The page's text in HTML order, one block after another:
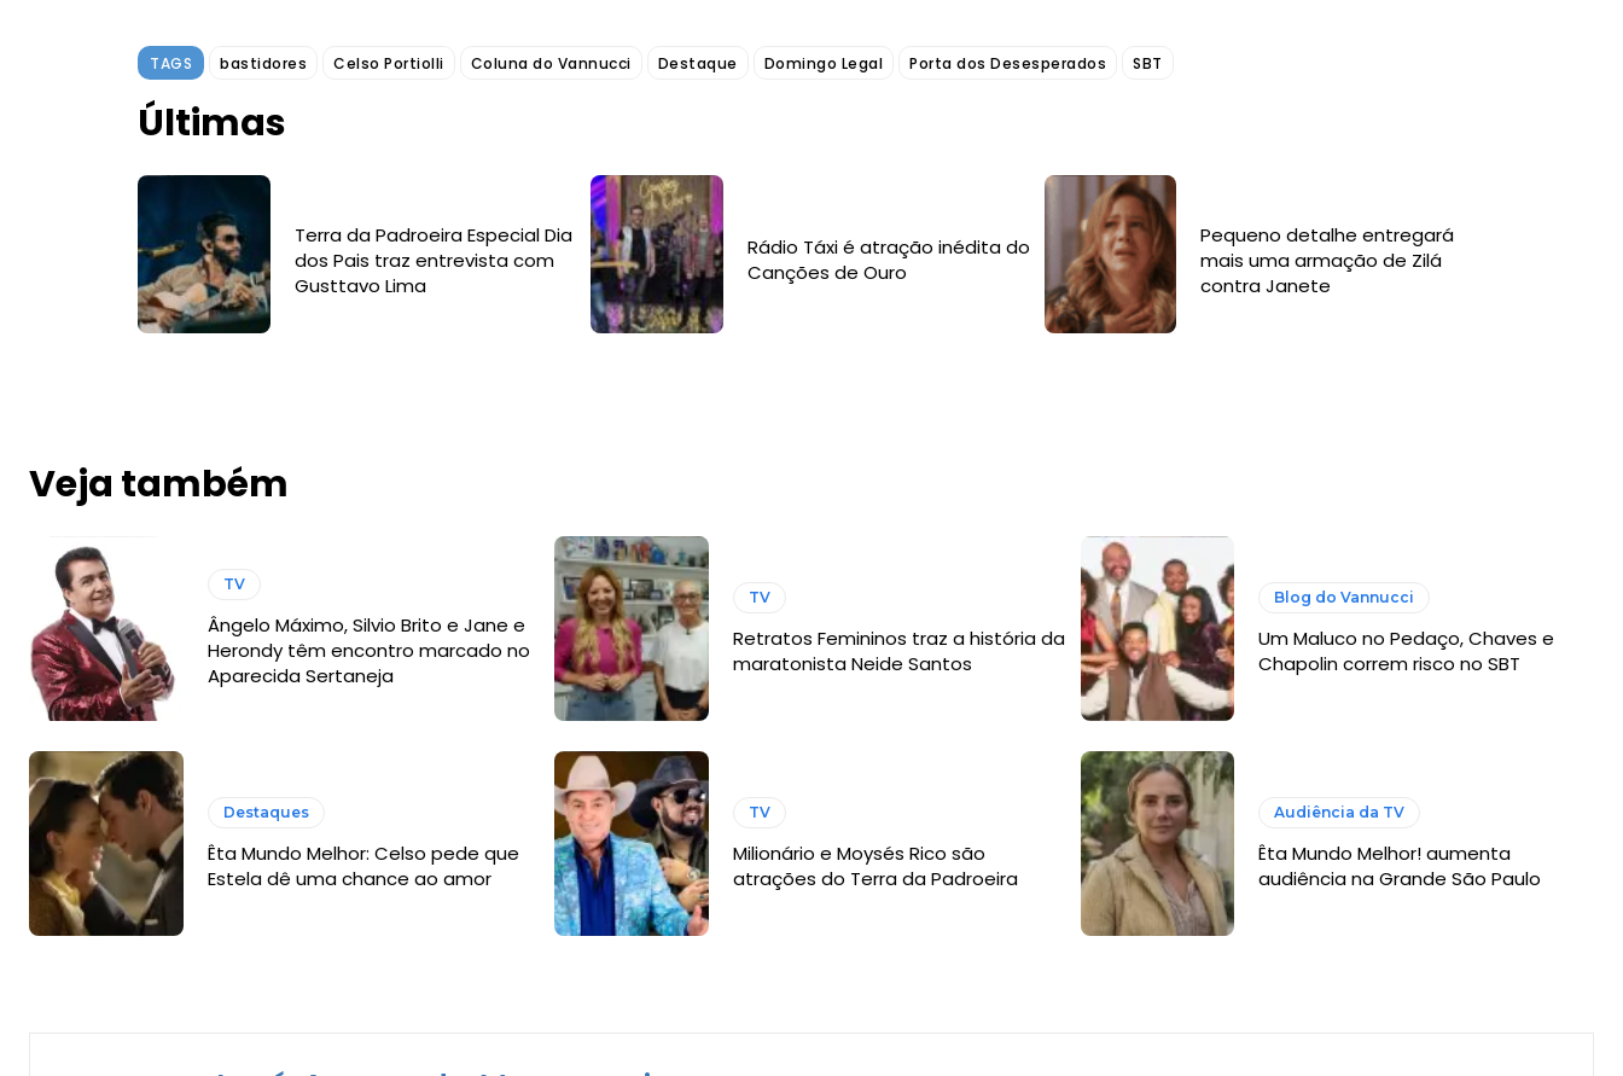
TAGS bastidores Celso Portiolli Coluna do Vannucci Destaque Domingo Legal Porta dos Desesperados SBT
Últimas
Terra da Padroeira Especial Dia
dos Pais traz entrevista com
Gusttavo Lima
Rádio Táxi é atração inédita do
Canções de Ouro
Pequeno detalhe entregará
mais uma armação de Zilá
contra Janete
Veja também
TV
Ângelo Máximo, Silvio Brito e Jane e
Herondy têm encontro marcado no
Aparecida Sertaneja
TV
Retratos Femininos traz a história da
maratonista Neide Santos
Blog do Vannucci
Um Maluco no Pedaço, Chaves e
Chapolin correm risco no SBT
Destaques
Êta Mundo Melhor: Celso pede que
Estela dê uma chance ao amor
TV
Milionário e Moysés Rico são
atrações do Terra da Padroeira
Audiência da TV
Êta Mundo Melhor! aumenta
audiência na Grande São Paulo